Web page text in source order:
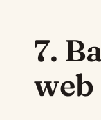
7.